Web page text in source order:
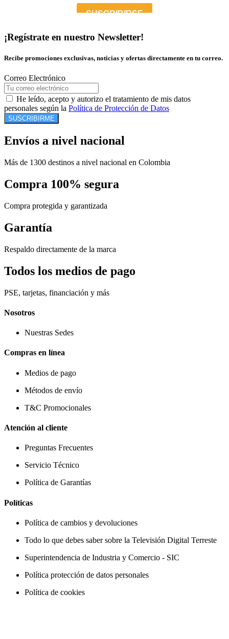
¡Regístrate en nuestro Newsletter!
Recibe promociones exclusivas, noticias y ofertas directamente en tu correo.
Correo Electrónico
He leído, acepto y autorizo el tratamiento de mis datos
personales según la Política de Protección de Datos
SUSCRIBIRME
Envíos a nivel nacional
Más de 1300 destinos a nivel nacional en Colombia
Compra 100% segura
Compra protegida y garantizada
Garantía
Respaldo directamente de la marca
Todos los medios de pago
PSE, tarjetas, financiación y más
Nosotros
Nuestras Sedes
Compras en línea
Medios de pago
Métodos de envío
T&C Promocionales
Atención al cliente
Preguntas Frecuentes
Servicio Técnico
Política de Garantías
Políticas
Política de cambios y devoluciones
Todo lo que debes saber sobre la Televisión Digital Terreste
Superintendencia de Industria y Comercio - SIC
Política protección de datos personales
Política de cookies